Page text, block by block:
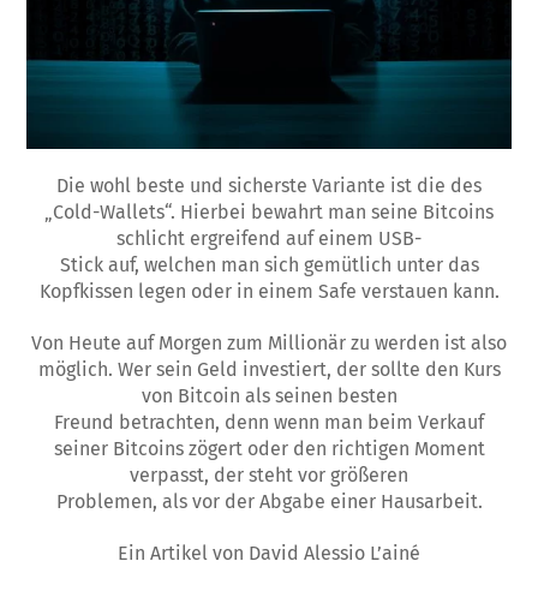
Die wohl beste und sicherste Variante ist die des
„Cold-Wallets“. Hierbei bewahrt man seine Bitcoins
schlicht ergreifend auf einem USB-
Stick auf, welchen man sich gemütlich unter das
Kopfkissen legen oder in einem Safe verstauen kann.
Von Heute auf Morgen zum Millionär zu werden ist also
möglich. Wer sein Geld investiert, der sollte den Kurs
von Bitcoin als seinen besten
Freund betrachten, denn wenn man beim Verkauf
seiner Bitcoins zögert oder den richtigen Moment
verpasst, der steht vor größeren
Problemen, als vor der Abgabe einer Hausarbeit.
Ein Artikel von David Alessio L’ainé